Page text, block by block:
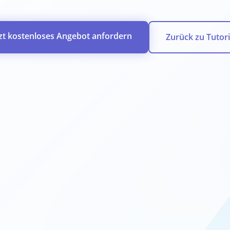
kostenloses Angebot anfordern Zurück zu